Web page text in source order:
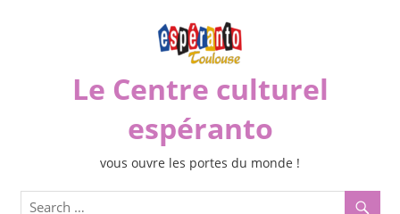
Le Centre culturel
espéranto
vous ouvre les portes du monde !